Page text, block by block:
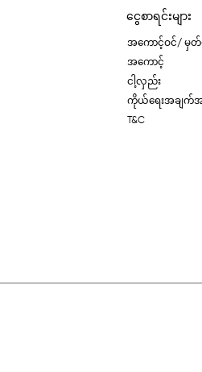
ငွေစာရင်းများ
အကောင့်ဝင်/ မှတ်
အကောင့်
ငါ့လှည်း
ကိုယ်ရေးအချက်
T&C